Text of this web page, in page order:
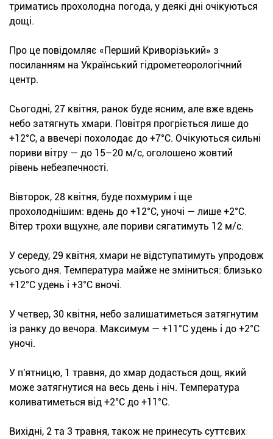
триматись прохолодна погода, у деякі дні очікуються
дощі.
Про це повідомляє «Перший Криворізький» з
посиланням на Український гідрометеорологічний
центр.
Сьогодні, 27 квітня, ранок буде ясним, але вже вдень
небо затягнуть хмари. Повітря прогріється лише до
+12°С, а ввечері похолодає до +7°С. Очікуються сильні
пориви вітру — до 15–20 м/с, оголошено жовтий
рівень небезпечності.
Вівторок, 28 квітня, буде похмурим і ще
прохолоднішим: вдень до +12°С, уночі — лише +2°С.
Вітер трохи вщухне, але пориви сягатимуть 12 м/с.
У середу, 29 квітня, хмари не відступатимуть упродовж
усього дня. Температура майже не зміниться: близько
+12°С удень і +3°С вночі.
У четвер, 30 квітня, небо залишатиметься затягнутим
із ранку до вечора. Максимум — +11°С удень і до +2°С
уночі.
У п'ятницю, 1 травня, до хмар додасться дощ, який
може затягнутися на весь день і ніч. Температура
коливатиметься від +2°С до +11°С.
Вихідні, 2 та 3 травня, також не принесуть суттєвих